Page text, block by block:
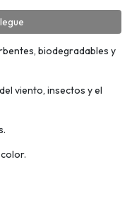
biodegradables y
viento, insectos y el